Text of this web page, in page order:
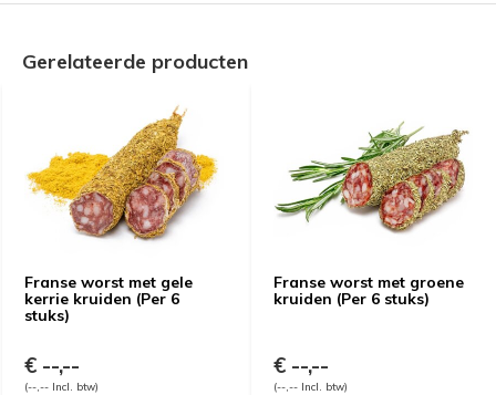
Gerelateerde producten
Franse worst met gele
kerrie kruiden (Per 6
stuks)
€ --,--
(--,-- Incl. btw)
Franse worst met groene
kruiden (Per 6 stuks)
€ --,--
(--,-- Incl. btw)